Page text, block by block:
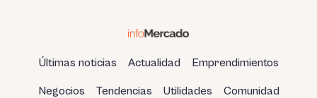
Últimas noticias Actualidad Emprendimientos
Negocios Tendencias Utilidades Comunidad